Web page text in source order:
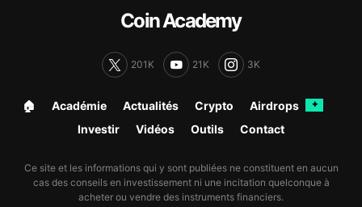
Coin Academy
201K 21K 3K
🏠︎ Académie Actualités Crypto Airdrops ✦
Investir Vidéos Outils Contact
Ce site et les informations qui y sont publiées ne constituent en aucun
cas des conseils en investissement ni une incitation quelconque à
acheter ou vendre des instruments financiers.